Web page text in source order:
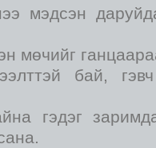
мэдсэн
мөчийг
бай,
гэдэг